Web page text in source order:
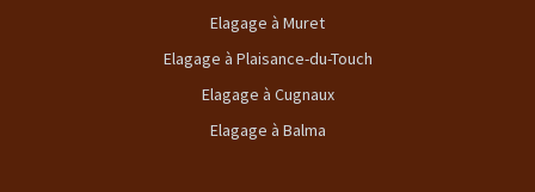
Elagage à Muret
Elagage à Plaisance-du-Touch
Elagage à Cugnaux
Elagage à Balma